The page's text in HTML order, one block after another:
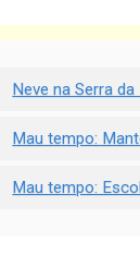
Neve na Serra da
Mau tempo:
Mau tempo: